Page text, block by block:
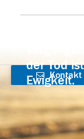
der Tod
Ewigkeit.
Kontakt